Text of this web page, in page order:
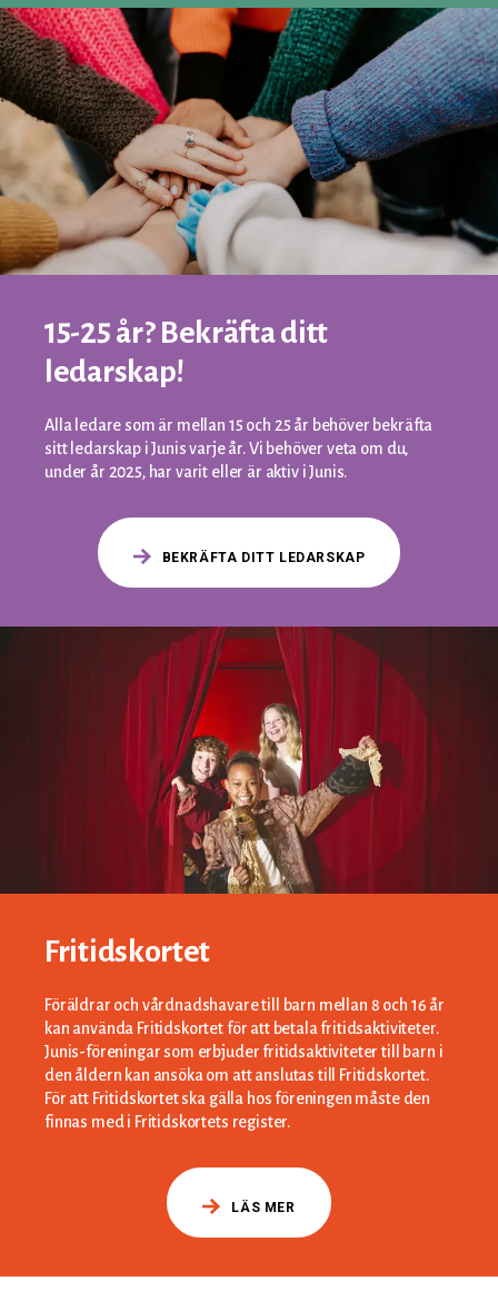
15-25 år? Bekräfta ditt
ledarskap!
Alla ledare som är mellan 15 och 25 år behöver bekräfta
sitt ledarskap i Junis varje år. Vi behöver veta om du,
under år 2025, har varit eller är aktiv i Junis.
BEKRÄFTA DITT LEDARSKAP
Fritidskortet
Föräldrar och vårdnadshavare till barn mellan 8 och 16 år
kan använda Fritidskortet för att betala fritidsaktiviteter.
Junis-föreningar som erbjuder fritidsaktiviteter till barn i
den åldern kan ansöka om att anslutas till Fritidskortet.
För att Fritidskortet ska gälla hos föreningen måste den
finnas med i Fritidskortets register.
LÄS MER